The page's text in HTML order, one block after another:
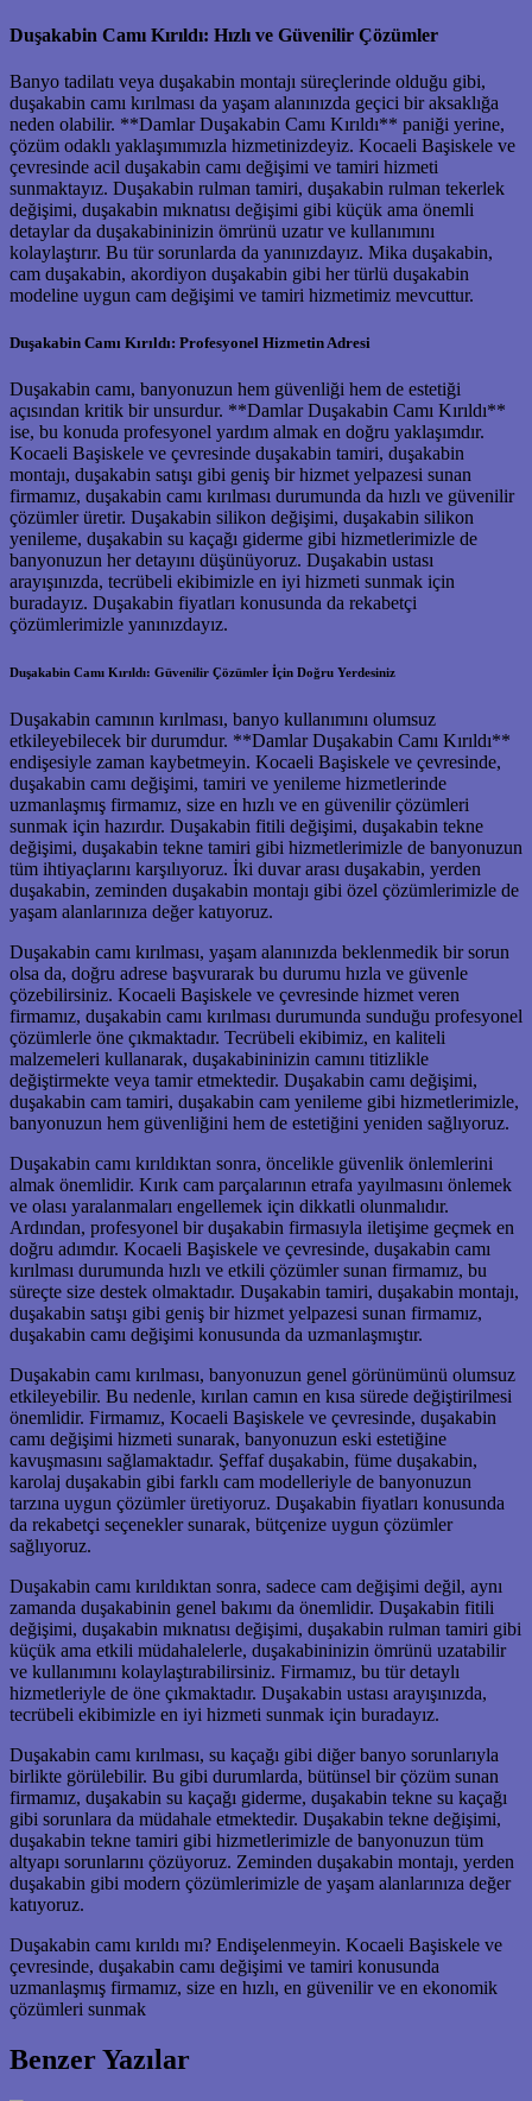
Duşakabin Camı Kırıldı: Hızlı ve Güvenilir Çözümler
Banyo tadilatı veya duşakabin montajı süreçlerinde olduğu gibi,
duşakabin camı kırılması da yaşam alanınızda geçici bir aksaklığa
neden olabilir. **Damlar Duşakabin Camı Kırıldı** paniği yerine,
çözüm odaklı yaklaşımımızla hizmetinizdeyiz. Kocaeli Başiskele ve
çevresinde acil duşakabin camı değişimi ve tamiri hizmeti
sunmaktayız. Duşakabin rulman tamiri, duşakabin rulman tekerlek
değişimi, duşakabin mıknatısı değişimi gibi küçük ama önemli
detaylar da duşakabininizin ömrünü uzatır ve kullanımını
kolaylaştırır. Bu tür sorunlarda da yanınızdayız. Mika duşakabin,
cam duşakabin, akordiyon duşakabin gibi her türlü duşakabin
modeline uygun cam değişimi ve tamiri hizmetimiz mevcuttur.
Duşakabin Camı Kırıldı: Profesyonel Hizmetin Adresi
Duşakabin camı, banyonuzun hem güvenliği hem de estetiği
açısından kritik bir unsurdur. **Damlar Duşakabin Camı Kırıldı**
ise, bu konuda profesyonel yardım almak en doğru yaklaşımdır.
Kocaeli Başiskele ve çevresinde duşakabin tamiri, duşakabin
montajı, duşakabin satışı gibi geniş bir hizmet yelpazesi sunan
firmamız, duşakabin camı kırılması durumunda da hızlı ve güvenilir
çözümler üretir. Duşakabin silikon değişimi, duşakabin silikon
yenileme, duşakabin su kaçağı giderme gibi hizmetlerimizle de
banyonuzun her detayını düşünüyoruz. Duşakabin ustası
arayışınızda, tecrübeli ekibimizle en iyi hizmeti sunmak için
buradayız. Duşakabin fiyatları konusunda da rekabetçi
çözümlerimizle yanınızdayız.
Duşakabin Camı Kırıldı: Güvenilir Çözümler İçin Doğru Yerdesiniz
Duşakabin camının kırılması, banyo kullanımını olumsuz
etkileyebilecek bir durumdur. **Damlar Duşakabin Camı Kırıldı**
endişesiyle zaman kaybetmeyin. Kocaeli Başiskele ve çevresinde,
duşakabin camı değişimi, tamiri ve yenileme hizmetlerinde
uzmanlaşmış firmamız, size en hızlı ve en güvenilir çözümleri
sunmak için hazırdır. Duşakabin fitili değişimi, duşakabin tekne
değişimi, duşakabin tekne tamiri gibi hizmetlerimizle de banyonuzun
tüm ihtiyaçlarını karşılıyoruz. İki duvar arası duşakabin, yerden
duşakabin, zeminden duşakabin montajı gibi özel çözümlerimizle de
yaşam alanlarınıza değer katıyoruz.
Duşakabin camı kırılması, yaşam alanınızda beklenmedik bir sorun
olsa da, doğru adrese başvurarak bu durumu hızla ve güvenle
çözebilirsiniz. Kocaeli Başiskele ve çevresinde hizmet veren
firmamız, duşakabin camı kırılması durumunda sunduğu profesyonel
çözümlerle öne çıkmaktadır. Tecrübeli ekibimiz, en kaliteli
malzemeleri kullanarak, duşakabininizin camını titizlikle
değiştirmekte veya tamir etmektedir. Duşakabin camı değişimi,
duşakabin cam tamiri, duşakabin cam yenileme gibi hizmetlerimizle,
banyonuzun hem güvenliğini hem de estetiğini yeniden sağlıyoruz.
Duşakabin camı kırıldıktan sonra, öncelikle güvenlik önlemlerini
almak önemlidir. Kırık cam parçalarının etrafa yayılmasını önlemek
ve olası yaralanmaları engellemek için dikkatli olunmalıdır.
Ardından, profesyonel bir duşakabin firmasıyla iletişime geçmek en
doğru adımdır. Kocaeli Başiskele ve çevresinde, duşakabin camı
kırılması durumunda hızlı ve etkili çözümler sunan firmamız, bu
süreçte size destek olmaktadır. Duşakabin tamiri, duşakabin montajı,
duşakabin satışı gibi geniş bir hizmet yelpazesi sunan firmamız,
duşakabin camı değişimi konusunda da uzmanlaşmıştır.
Duşakabin camı kırılması, banyonuzun genel görünümünü olumsuz
etkileyebilir. Bu nedenle, kırılan camın en kısa sürede değiştirilmesi
önemlidir. Firmamız, Kocaeli Başiskele ve çevresinde, duşakabin
camı değişimi hizmeti sunarak, banyonuzun eski estetiğine
kavuşmasını sağlamaktadır. Şeffaf duşakabin, füme duşakabin,
karolaj duşakabin gibi farklı cam modelleriyle de banyonuzun
tarzına uygun çözümler üretiyoruz. Duşakabin fiyatları konusunda
da rekabetçi seçenekler sunarak, bütçenize uygun çözümler
sağlıyoruz.
Duşakabin camı kırıldıktan sonra, sadece cam değişimi değil, aynı
zamanda duşakabinin genel bakımı da önemlidir. Duşakabin fitili
değişimi, duşakabin mıknatısı değişimi, duşakabin rulman tamiri gibi
küçük ama etkili müdahalelerle, duşakabininizin ömrünü uzatabilir
ve kullanımını kolaylaştırabilirsiniz. Firmamız, bu tür detaylı
hizmetleriyle de öne çıkmaktadır. Duşakabin ustası arayışınızda,
tecrübeli ekibimizle en iyi hizmeti sunmak için buradayız.
Duşakabin camı kırılması, su kaçağı gibi diğer banyo sorunlarıyla
birlikte görülebilir. Bu gibi durumlarda, bütünsel bir çözüm sunan
firmamız, duşakabin su kaçağı giderme, duşakabin tekne su kaçağı
gibi sorunlara da müdahale etmektedir. Duşakabin tekne değişimi,
duşakabin tekne tamiri gibi hizmetlerimizle de banyonuzun tüm
altyapı sorunlarını çözüyoruz. Zeminden duşakabin montajı, yerden
duşakabin gibi modern çözümlerimizle de yaşam alanlarınıza değer
katıyoruz.
Duşakabin camı kırıldı mı? Endişelenmeyin. Kocaeli Başiskele ve
çevresinde, duşakabin camı değişimi ve tamiri konusunda
uzmanlaşmış firmamız, size en hızlı, en güvenilir ve en ekonomik
çözümleri sunmak
Benzer Yazılar